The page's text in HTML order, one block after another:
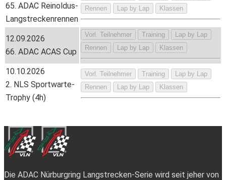
65. ADAC Reinoldus-
Langstreckenrennen
Rennen
Lap by Lap Klassen
12.09.2026
66. ADAC ACAS Cup
Vorl. Teilnehmer Training
Lap by Lap
Rennen
Lap by Lap Klassen
10.10.2026
2. NLS Sportwarte-
Trophy (4h)
Vorl. Teilnehmer Training
Lap by Lap
Rennen
Lap by Lap Klassen
Die ADAC Nürburgring Langstrecken-Serie wird seit jeher von